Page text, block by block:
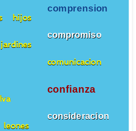
comprension
compromiso
comunicacion
confianza
consideracion
hijos
jardines
leones